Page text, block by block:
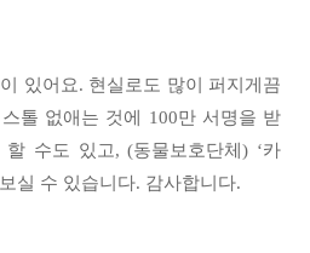
있어요. 현실로도 많이 퍼지게끔
톨 없애는 것에 100만 서명을 받
수도 있고, (동물보호단체) ‘카
실 수 있습니다. 감사합니다.